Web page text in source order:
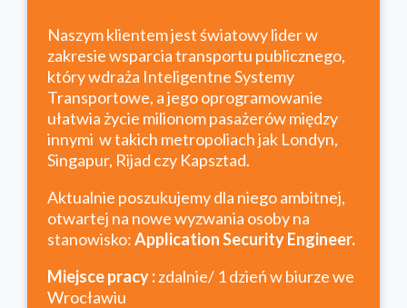
Naszym klientem jest światowy lider w
zakresie wsparcia transportu publicznego,
który wdraża Inteligentne Systemy
Transportowe, a jego oprogramowanie
ułatwia życie milionom pasażerów między
innymi w takich metropoliach jak Londyn,
Singapur, Rijad czy Kapsztad.
Aktualnie poszukujemy dla niego ambitnej,
otwartej na nowe wyzwania osoby na
stanowisko:Application Security Engineer.
Miejsce pracy :zdalnie/ 1 dzień w biurze we
Wrocławiu